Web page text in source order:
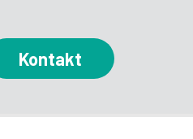
Kontakt